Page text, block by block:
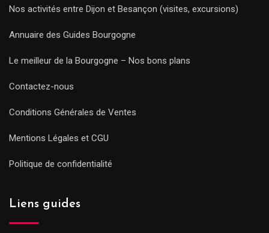
Nos activités entre Dijon et Besançon (visites, excursions)
Annuaire des Guides Bourgogne
Le meilleur de la Bourgogne – Nos bons plans
Contactez-nous
Conditions Générales de Ventes
Mentions Légales et CGU
Politique de confidentialité
Liens guides